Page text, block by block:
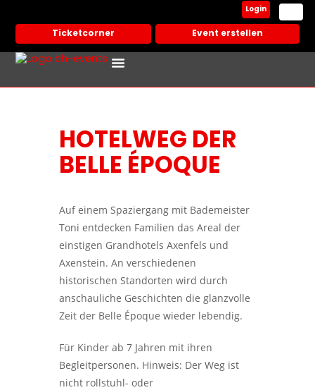
Ticketcorner Event erstellen
Login
HOTELWEG DER
BELLE ÉPOQUE
Auf einem Spaziergang mit Bademeister
Toni entdecken Familien das Areal der
einstigen Grandhotels Axenfels und
Axenstein. An verschiedenen
historischen Standorten wird durch
anschauliche Geschichten die glanzvolle
Zeit der Belle Époque wieder lebendig.
Für Kinder ab 7 Jahren mit ihren
Begleitpersonen. Hinweis: Der Weg ist
nicht rollstuhl- oder